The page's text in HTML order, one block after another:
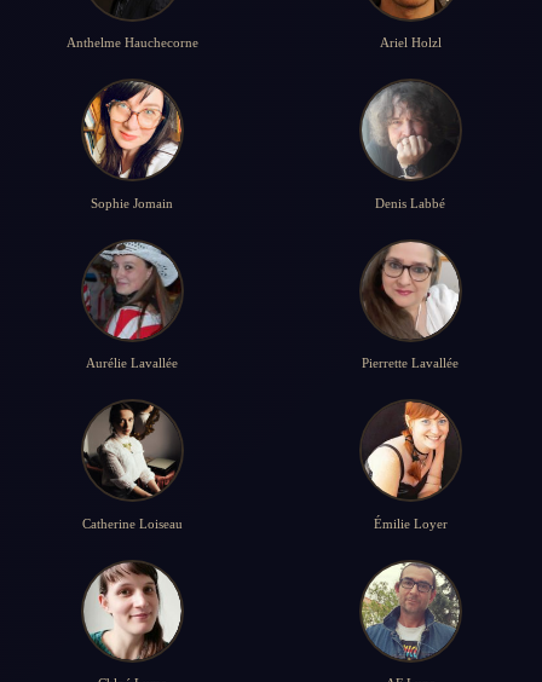
Anthelme Hauchecorne Ariel Holzl
Sophie Jomain Denis Labbé
Aurélie Lavallée Pierrette Lavallée
Catherine Loiseau Émilie Loyer